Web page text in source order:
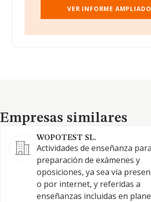
VER INFORME
Empresas similares
Empresas similares
WOPOTEST SL.
Actividades de enseñanza para
preparación de exámenes y
oposiciones, ya sea vía
o por internet, y referidas a
enseñanzas incluidas en